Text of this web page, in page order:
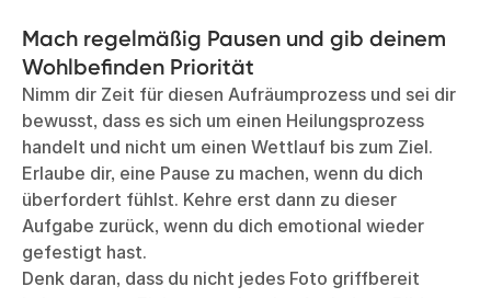
Mach regelmäßig Pausen und gib deinem
Wohlbefinden Priorität
Nimm dir Zeit für diesen Aufräumprozess und sei dir
bewusst, dass es sich um einen Heilungsprozess
handelt und nicht um einen Wettlauf bis zum Ziel.
Erlaube dir, eine Pause zu machen, wenn du dich
überfordert fühlst. Kehre erst dann zu dieser
Aufgabe zurück, wenn du dich emotional wieder
gefestigt hast.
Denk daran, dass du nicht jedes Foto griffbereit